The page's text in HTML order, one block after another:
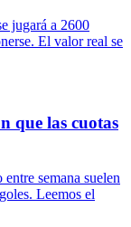
jugará a 2600
El valor real se
que las cuotas
semana suelen
Leemos el